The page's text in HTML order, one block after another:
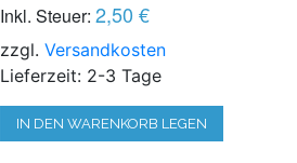
Inkl. Steuer: 2,50 €
zzgl.Versandkosten
Lieferzeit: 2-3 Tage
IN DEN WARENKORB LEGEN